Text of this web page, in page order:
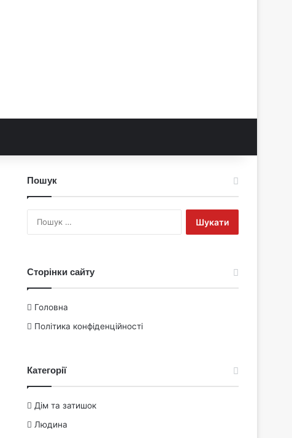
Пошук
Сторінки сайту
Головна
Політика конфіденційності
Категорії
Дім та затишок
Людина